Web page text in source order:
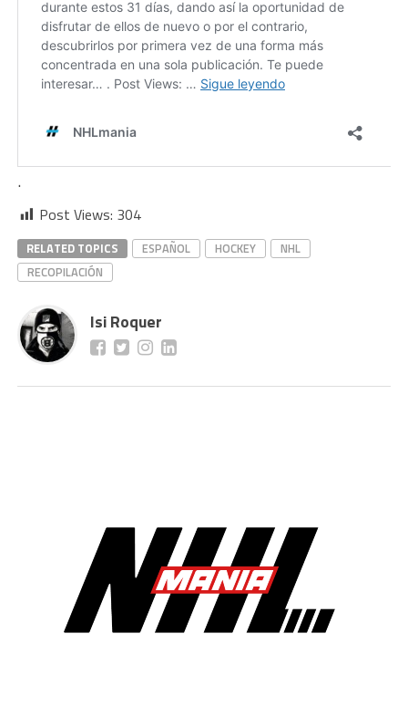
.
Post Views: 304
RELATED TOPICS ESPAÑOL HOCKEY
NHL
RECOPILACIÓN
Isi Roquer